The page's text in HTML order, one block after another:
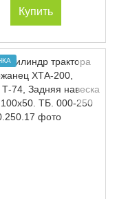
Купить